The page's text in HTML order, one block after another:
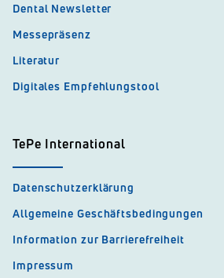
Dental Newsletter
Messepräsenz
Literatur
Digitales Empfehlungstool
TePe International
Datenschutzerklärung
Allgemeine Geschäftsbedingungen
Information zur Barrierefreiheit
Impressum